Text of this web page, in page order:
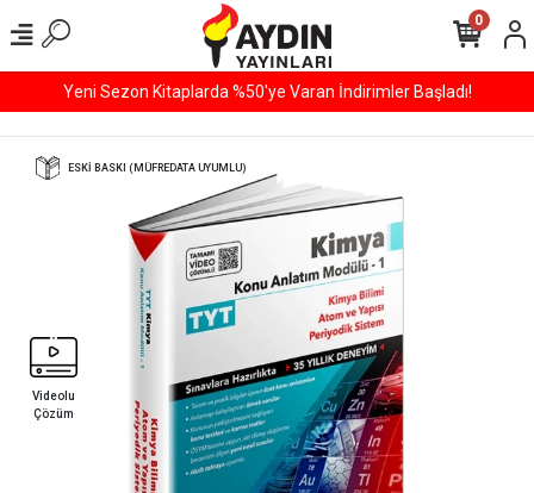
800 TL ve Üzeri Tüm Alışverişlerinizde ÜCRETSİZ KARGO!
0
Videolu
Çözüm
ESKİ BASKI (MÜFREDATA UYUMLU)